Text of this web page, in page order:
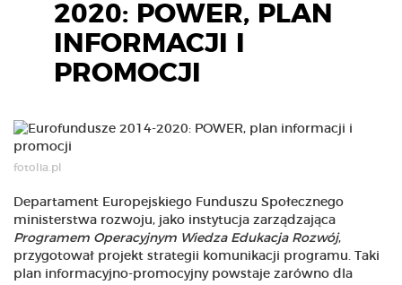
2020: POWER, PLAN
INFORMACJI I
PROMOCJI
fotolia.pl
Departament Europejskiego Funduszu Społecznego
ministerstwa rozwoju, jako instytucja zarządzająca
Programem Operacyjnym Wiedza Edukacja Rozwój,
przygotował projekt strategii komunikacji programu. Taki
plan informacyjno-promocyjny powstaje zarówno dla